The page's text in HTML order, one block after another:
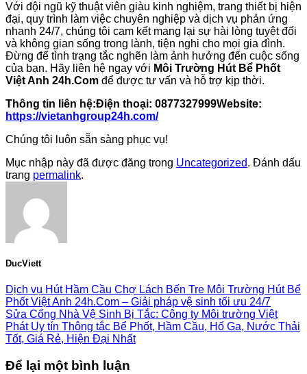
Với đội ngũ kỹ thuật viên giàu kinh nghiệm, trang thiết bị hiện
đại, quy trình làm việc chuyên nghiệp và dịch vụ phản ứng
nhanh 24/7, chúng tôi cam kết mang lại sự hài lòng tuyệt đối
và không gian sống trong lành, tiện nghi cho mọi gia đình.
Đừng để tình trạng tắc nghẽn làm ảnh hưởng đến cuộc sống
của bạn. Hãy liên hệ ngay với Môi Trường Hút Bể Phốt
Việt Anh 24h.Com để được tư vấn và hỗ trợ kịp thời.
Thông tin liên hệ:Điện thoại: 0877327999Website:
https://vietanhgroup24h.com/
Chúng tôi luôn sẵn sàng phục vụ!
Mục nhập này đã được đăng trong Uncategorized. Đánh dấu
trang permalink.
DucViett
Dịch vụ Hút Hầm Cầu Chợ Lách Bến Tre Môi Trường Hút Bể
Phốt Việt Anh 24h.Com – Giải pháp vệ sinh tối ưu 24/7
Sửa Cống Nhà Vệ Sinh Bị Tắc: Công ty Môi trường Việt
Phát Uy tín Thông tắc Bể Phốt, Hầm Cầu, Hố Ga, Nước Thải
Tốt, Giá Rẻ, Hiện Đại Nhất
Để lại một bình luận